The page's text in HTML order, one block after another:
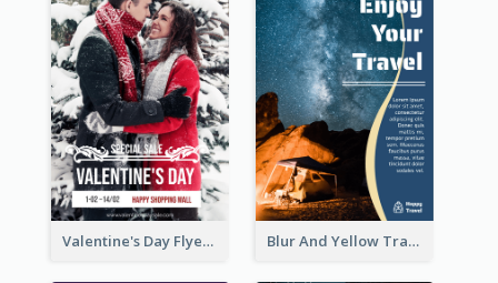
Valentine's Day Flyer With Photo Of Couple Blur And Yellow Travelling Flyer Decorated With Photo